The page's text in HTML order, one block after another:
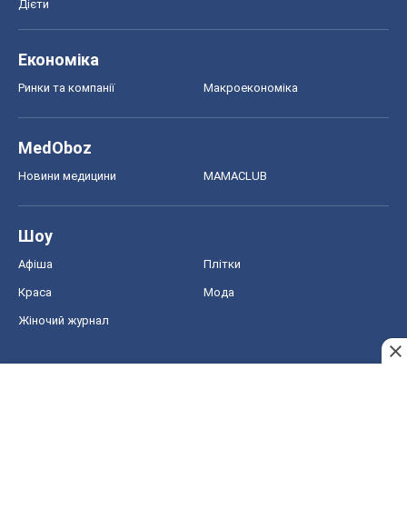
Дієти
Економіка
Ринки та компанії Макроекономіка
MedOboz
Новини медицини MAMACLUB
Шоу
Афіша Плітки
Краса Мода
Жіночий журнал